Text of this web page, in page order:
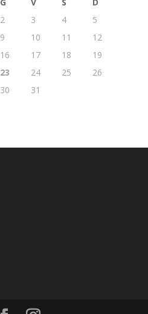
2 3 4
5
9 10 11
12
16 17 18
19
23 24 25
26
30
31